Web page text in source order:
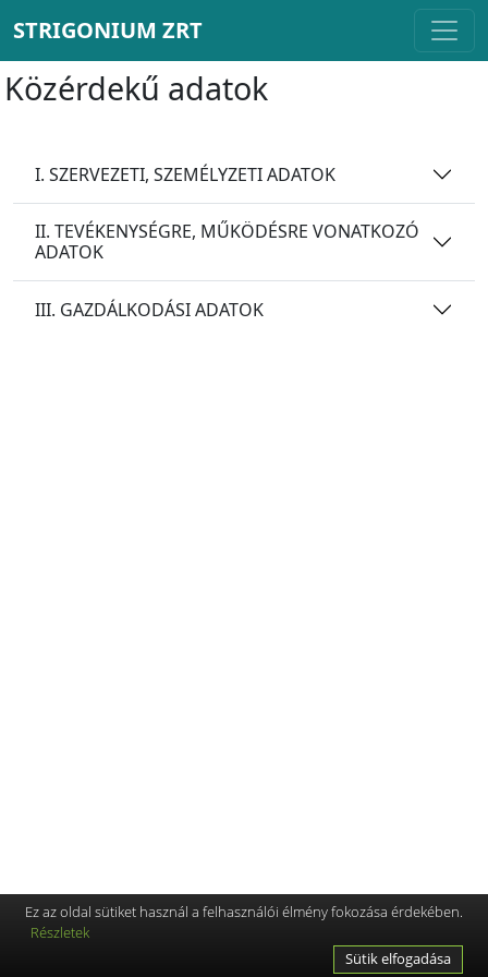
STRIGONIUM ZRT
Közérdekű adatok
I. SZERVEZETI, SZEMÉLYZETI ADATOK
II. TEVÉKENYSÉGRE, MŰKÖDÉSRE VONATKOZÓ
ADATOK
III. GAZDÁLKODÁSI ADATOK
Ez az oldal sütiket használ a felhasználói élmény fokozása érdekében.
Részletek
Sütik elfogadása